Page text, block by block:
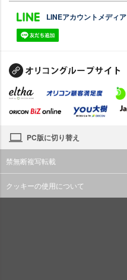
LINEアカウントメディア
PC版に切り替え
禁無断複写転載
クッキーの使用について